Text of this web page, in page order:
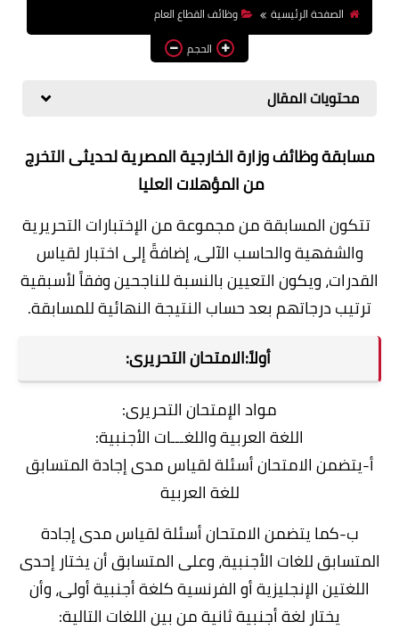
وظائف اعضاء هيئة تدريس
بالجامعات والمعاهد
الصفحة الرئيسية
وظائف القطاع العام
الحجم
محتويات المقال
مسابقة وظائف وزارة الخارجية المصرية لحديثى التخرج
من المؤهلات العليا
تتكون المسابقة من مجموعة من الإختبارات التحريرية
والشفهية والحاسب الآلى، إضافةً إلى اختبار لقياس
القدرات، ويكون التعيين بالنسبة للناجحين وفقاً لأسبقية
ترتيب درجاتهم بعد حساب النتيجة النهائية للمسابقة.
أولاً:الامتحان التحريرى:
مواد الإمتحان التحريرى:
اللغة العربية واللغـــات الأجنبية:
أ-يتضمن الامتحان أسئلة لقياس مدى إجادة المتسابق
للغة العربية
ب-كما يتضمن الامتحان أسئلة لقياس مدى إجادة
المتسابق للغات الأجنبية، وعلى المتسابق أن يختار إحدى
اللغتين الإنجليزية أو الفرنسية كلغة أجنبية أولى، وأن
يختار لغة أجنبية ثانية من بين اللغات التالية: